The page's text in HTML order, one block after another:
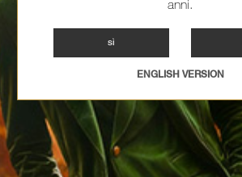
anni.
SÌ
ENGLISH VERSION